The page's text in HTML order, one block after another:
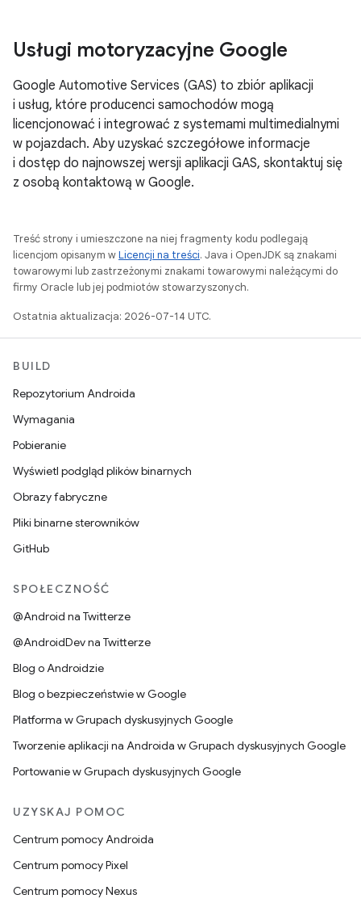
Usługi motoryzacyjne Google
Google Automotive Services (GAS) to zbiór aplikacji
i usług, które producenci samochodów mogą
licencjonować i integrować z systemami multimedialnymi
w pojazdach. Aby uzyskać szczegółowe informacje
i dostęp do najnowszej wersji aplikacji GAS, skontaktuj się
z osobą kontaktową w Google.
Treść strony i umieszczone na niej fragmenty kodu podlegają
licencjom opisanym wLicencji na treści. Java i OpenJDK są znakami
towarowymi lub zastrzeżonymi znakami towarowymi należącymi do
firmy Oracle lub jej podmiotów stowarzyszonych.
Ostatnia aktualizacja: 2026-07-14 UTC.
BUILD
Repozytorium Androida
Wymagania
Pobieranie
Wyświetl podgląd plików binarnych
Obrazy fabryczne
Pliki binarne sterowników
GitHub
SPOŁECZNOŚĆ
@Android na Twitterze
@AndroidDev na Twitterze
Blog o Androidzie
Blog o bezpieczeństwie w Google
Platforma w Grupach dyskusyjnych Google
Tworzenie aplikacji na Androida w Grupach dyskusyjnych Google
Portowanie w Grupach dyskusyjnych Google
UZYSKAJ POMOC
Centrum pomocy Androida
Centrum pomocy Pixel
Centrum pomocy Nexus